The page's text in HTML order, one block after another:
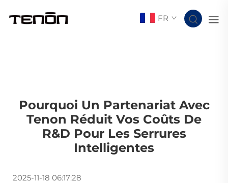
FR
Pourquoi Un Partenariat Avec
Tenon Réduit Vos Coûts De
R&D Pour Les Serrures
Intelligentes
2025-11-18 06:17:28